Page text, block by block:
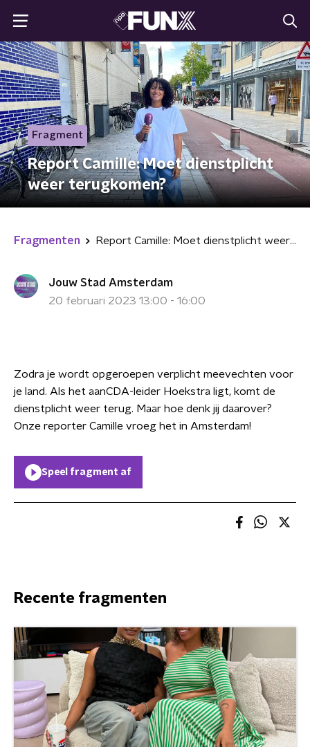
Fragment
Report Camille: Moet dienstplicht
weer terugkomen?
Fragmenten Report Camille: Moet dienstplicht weer terugkomen?
Jouw Stad Amsterdam
20 februari 2023 13:00 - 16:00
Zodra je wordt opgeroepen verplicht meevechten voor
je land. Als het aanCDA-leider Hoekstra ligt, komt de
dienstplicht weer terug. Maar hoe denk jij daarover?
Onze reporter Camille vroeg het in Amsterdam!
Speel fragment af
Recente fragmenten